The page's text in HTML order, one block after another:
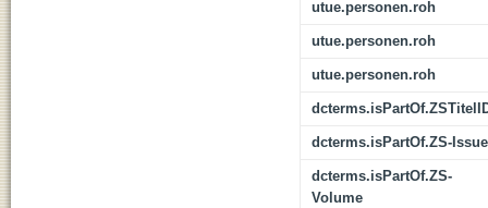
utue.personen.roh
utue.personen.roh
utue.personen.roh
dcterms.isPartOf.ZS-Issue
dcterms.isPartOf.ZS-
Volume